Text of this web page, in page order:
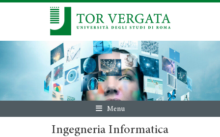
Menu
Ingegneria Informatica